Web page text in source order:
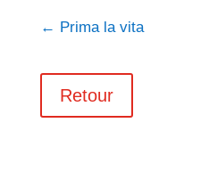
← Prima la vita
Retour